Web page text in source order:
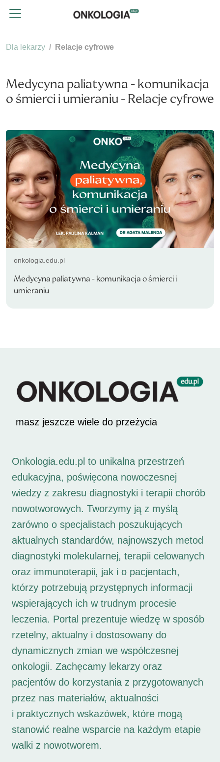
Dla lekarzy Relacje cyfrowe
Medycyna paliatywna - komunikacja
o śmierci i umieraniu - Relacje cyfrowe
onkologia.edu.pl
Medycyna paliatywna - komunikacja o śmierci i
umieraniu
masz jeszcze wiele do przeżycia
Onkologia.edu.pl to unikalna przestrzeń
edukacyjna, poświęcona nowoczesnej
wiedzy z zakresu diagnostyki i terapii chorób
nowotworowych. Tworzymy ją z myślą
zarówno o specjalistach poszukujących
aktualnych standardów, najnowszych metod
diagnostyki molekularnej, terapii celowanych
oraz immunoterapii, jak i o pacjentach,
którzy potrzebują przystępnych informacji
wspierających ich w trudnym procesie
leczenia. Portal prezentuje wiedzę w sposób
rzetelny, aktualny i dostosowany do
dynamicznych zmian we współczesnej
onkologii. Zachęcamy lekarzy oraz
pacjentów do korzystania z przygotowanych
przez nas materiałów, aktualności
i praktycznych wskazówek, które mogą
stanowić realne wsparcie na każdym etapie
walki z nowotworem.